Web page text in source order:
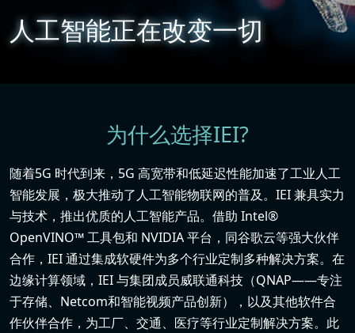
人工智能正在改变一切
为什么选择IEI?
随着5G 时代到来，5G 高宽带和低延迟性能加速了工业人工
智能发展，极大推动了人工智能物联网的普及。IEI 兼具实力
与技术，推出优质的人工智能产品。借助 Intel®
OpenVINO™ 工具包和 NVIDIA 平台，同谷歌云等强大伙伴
合作，IEI 通过集成软硬件为多个行业定制多种解决方案。在
边缘计算领域，IEI 与集团成员威联通科技（QNAP——专注
于存储、Netcom和智能视频产品创新），以及其他软件合
作伙伴合作，为工厂、交通、医疗等行业定制解决方案。此